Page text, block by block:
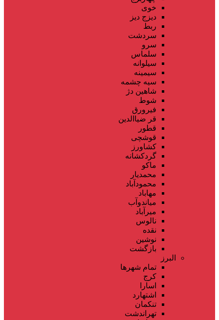
خوی
دیزج دیز
ربط
سردشت
سرو
سلماس
سیلوانه
سیمینه
سیه چشمه
شاهین دژ
شوط
فیرورق
قر ضیاالدین
قطور
قوشچی
کشاورز
گردکشانه
ماکو
محمدیار
محمودآباد
مهاباد
میاندوآب
میرآباد
نالوس
نقده
نوشین
بازگشت
البرز
تمام شهر‌ها
کرج
اسارا
اشتهارد
تنکمان
تهراندشت